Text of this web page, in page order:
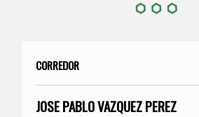
CORREDOR
JOSE PABLO VAZQUEZ PEREZ